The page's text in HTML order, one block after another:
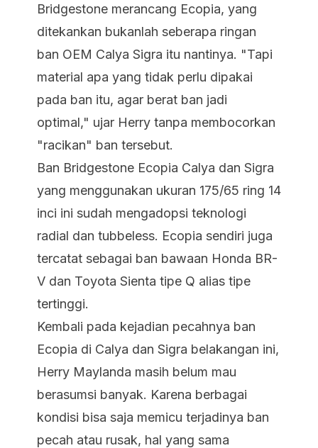
Bridgestone merancang Ecopia, yang
ditekankan bukanlah seberapa ringan
ban OEM Calya Sigra itu nantinya. "Tapi
material apa yang tidak perlu dipakai
pada ban itu, agar berat ban jadi
optimal," ujar Herry tanpa membocorkan
"racikan" ban tersebut.
Ban Bridgestone Ecopia Calya dan Sigra
yang menggunakan ukuran 175/65 ring 14
inci ini sudah mengadopsi teknologi
radial dan tubbeless. Ecopia sendiri juga
tercatat sebagai ban bawaan Honda BR-
V dan Toyota Sienta tipe Q alias tipe
tertinggi.
Kembali pada kejadian pecahnya ban
Ecopia di Calya dan Sigra belakangan ini,
Herry Maylanda masih belum mau
berasumsi banyak. Karena berbagai
kondisi bisa saja memicu terjadinya ban
pecah atau rusak, hal yang sama